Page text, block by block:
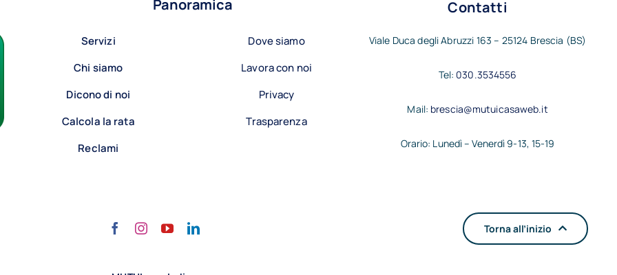
Panoramica
Servizi
Chi siamo
Dicono di noi
Calcola la rata
Reclami
Dove siamo
Lavora con noi
Privacy
Trasparenza
Contatti
Viale Duca degli Abruzzi 163 – 25124 Brescia (BS)
Tel: 030.3534556
Mail: brescia@mutuicasaweb.it
Orario: Lunedì – Venerdì 9-13, 15-19
Torna all’inizio